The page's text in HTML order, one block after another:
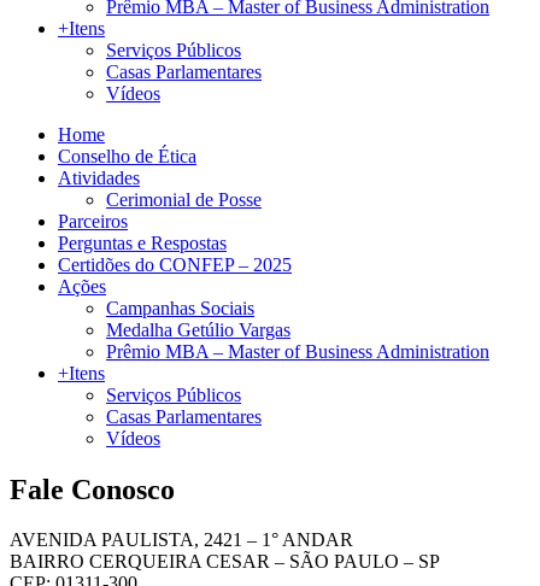
Prêmio MBA – Master of Business Administration
+Itens
Serviços Públicos
Casas Parlamentares
Vídeos
Home
Conselho de Ética
Atividades
Cerimonial de Posse
Parceiros
Perguntas e Respostas
Certidões do CONFEP – 2025
Ações
Campanhas Sociais
Medalha Getúlio Vargas
Prêmio MBA – Master of Business Administration
+Itens
Serviços Públicos
Casas Parlamentares
Vídeos
Fale Conosco
AVENIDA PAULISTA, 2421 – 1° ANDAR
BAIRRO CERQUEIRA CESAR – SÃO PAULO – SP